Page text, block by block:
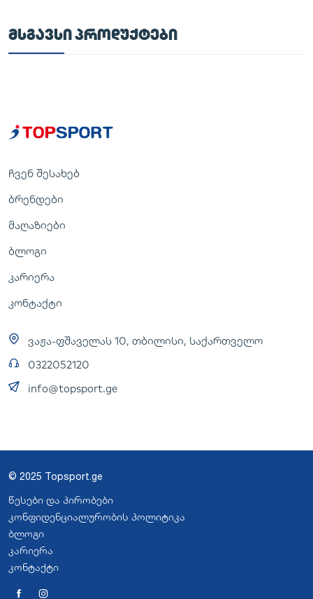
ᲛᲡᲒᲐᲕᲡᲘ ᲞᲠᲝᲓᲣᲥᲢᲔᲑᲘ
ჩვენ შესახებ
ბრენდები
მაღაზიები
ბლოგი
კარიერა
კონტაქტი
ვაჟა-ფშაველას 10, თბილისი, საქართველო
0322052120
info@topsport.ge
© 2025 Topsport.ge
წესები და პირობები
კონფიდენციალურობის პოლიტიკა
ბლოგი
კარიერა
კონტაქტი